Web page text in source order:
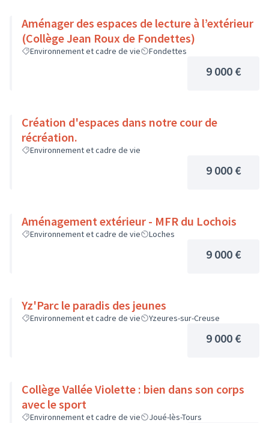
Aménager des espaces de lecture à l’extérieur
(Collège Jean Roux de Fondettes)
Environnement et cadre de vie Fondettes
9 000 €
Création d'espaces dans notre cour de
récréation.
Environnement et cadre de vie
9 000 €
Aménagement extérieur - MFR du Lochois
Environnement et cadre de vie Loches
9 000 €
Yz'Parc le paradis des jeunes
Environnement et cadre de vie Yzeures-sur-Creuse
9 000 €
Collège Vallée Violette : bien dans son corps
avec le sport
Environnement et cadre de vie Joué-lès-Tours